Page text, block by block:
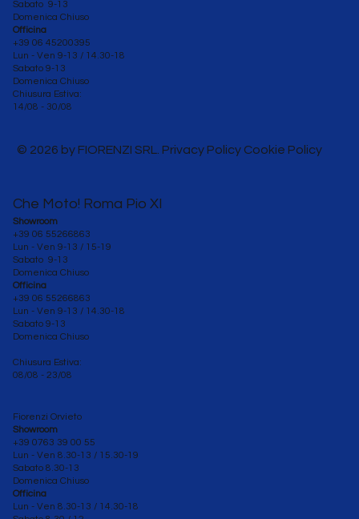
Sabato 9-13
Domenica Chiuso
Officina
+39 06 45200395
Lun - Ven 9-13 / 14.30-18
Sabato 9-13
Domenica Chiuso
Chiusura Estiva:
14/08 - 30/08
Che Moto! Roma Pio XI
Showroom
+39 06 55266863
Lun - Ven 9-13 / 15-19
Sabato 9-13
Domenica Chiuso
Officina
+39 06 55266863
Lun - Ven 9-13 / 14.30-18
Sabato 9-13
Domenica Chiuso
Chiusura Estiva:
08/08 - 23/08
Fiorenzi Orvieto
Showroom
+39 0763 39 00 55
Lun - Ven 8.30-13 / 15.30-19
Sabato 8.30-13
Domenica Chiuso
Officina
Lun - Ven 8.30-13 / 14.30-18
© 2026 by FIORENZI SRL. Privacy Policy Cookie Policy